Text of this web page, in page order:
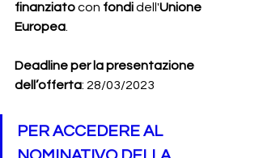
finanziato con fondi dell'Unione
Europea
Deadline per la presentazione
dell’offerta: 28/03/2023
PER ACCEDERE AL